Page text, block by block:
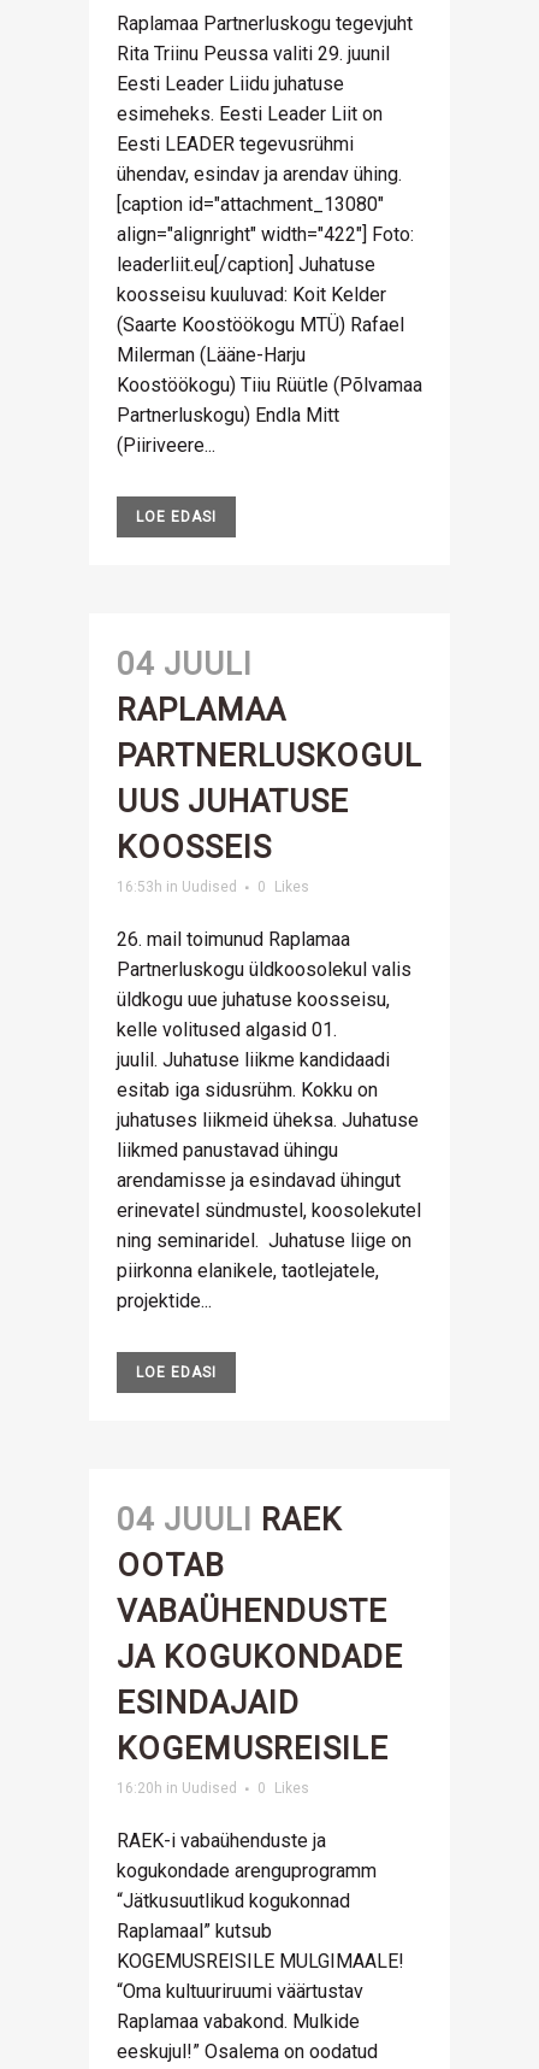
Raplamaa Partnerluskogu tegevjuht
Rita Triinu Peussa valiti 29. juunil
Eesti Leader Liidu juhatuse
esimeheks. Eesti Leader Liit on
Eesti LEADER tegevusrühmi
ühendav, esindav ja arendav ühing.
[caption id="attachment_13080"
align="alignright" width="422"] Foto:
leaderliit.eu[/caption] Juhatuse
koosseisu kuuluvad: Koit Kelder
(Saarte Koostöökogu MTÜ) Rafael
Milerman (Lääne-Harju
Koostöökogu) Tiiu Rüütle (Põlvamaa
Partnerluskogu) Endla Mitt
(Piiriveere...
LOE EDASI
04 JUULI
RAPLAMAA
PARTNERLUSKOGUL
UUS JUHATUSE
KOOSSEIS
16:53h in Uudised 0 Likes
26. mail toimunud Raplamaa
Partnerluskogu üldkoosolekul valis
üldkogu uue juhatuse koosseisu,
kelle volitused algasid 01.
juulil. Juhatuse liikme kandidaadi
esitab iga sidusrühm. Kokku on
juhatuses liikmeid üheksa. Juhatuse
liikmed panustavad ühingu
arendamisse ja esindavad ühingut
erinevatel sündmustel, koosolekutel
ning seminaridel. Juhatuse liige on
piirkonna elanikele, taotlejatele,
projektide...
LOE EDASI
04 JUULI
RAEK
OOTAB
VABAÜHENDUSTE
JA KOGUKONDADE
ESINDAJAID
KOGEMUSREISILE
16:20h in Uudised 0 Likes
RAEK-i vabaühenduste ja
kogukondade arenguprogramm
“Jätkusuutlikud kogukonnad
Raplamaal” kutsub
KOGEMUSREISILE MULGIMAALE!
“Oma kultuuriruumi väärtustav
Raplamaa vabakond. Mulkide
eeskujul!” Osalema on oodatud